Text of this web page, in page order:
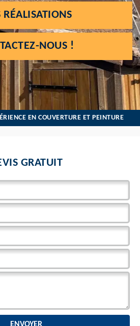
RÉALISATIONS
NOUS !
EN COUVERTURE ET PEINTURE
GRATUIT